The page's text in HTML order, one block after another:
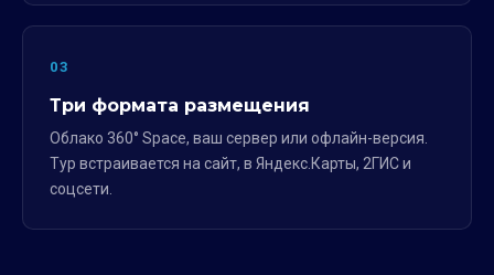
03
Три формата размещения
Облако 360° Space, ваш сервер или офлайн-версия.
Тур встраивается на сайт, в Яндекс.Карты, 2ГИС и
соцсети.